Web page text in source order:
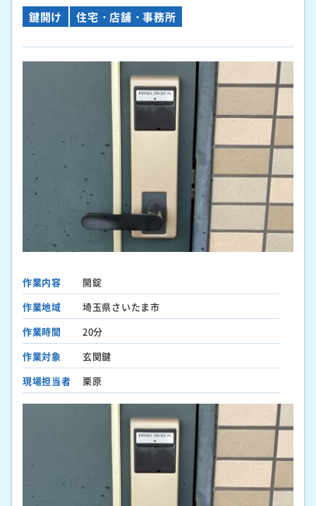
鍵開け 住宅・店舗・事務所
作業内容
開錠
作業地域
埼玉県さいたま市
作業時間
20分
作業対象
玄関鍵
現場担当者
栗原